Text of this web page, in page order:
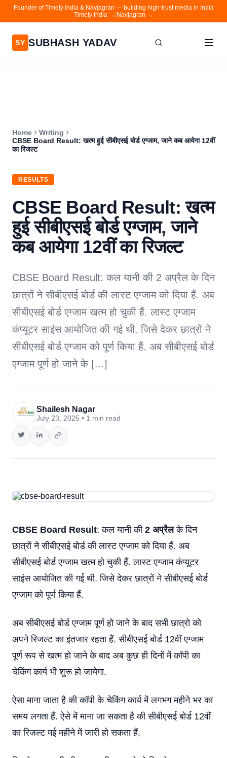
Founder of Timely India & Navjagran — building high-trust media in India
Timely India → Navjagran →
SY SUBHASH YADAV
Contact
Navjagran
Home
Writing
CBSE Board Result: खत्म हुई सीबीएसई बोर्ड एग्जाम, जाने कब आयेगा 12वीं
का रिजल्ट
RESULTS
CBSE Board Result: खत्म
हुई सीबीएसई बोर्ड एग्जाम, जाने
कब आयेगा 12वीं का रिजल्ट
CBSE Board Result: कल यानी की 2 अप्रैल के दिन
छात्रों ने सीबीएसई बोर्ड की लास्ट एग्जाम को दिया हैं. अब
सीबीएसई बोर्ड एग्जाम खत्म हो चुकी हैं. लास्ट एग्जाम
कंप्यूटर साइंस आयोजित की गई थी. जिसे देकर छात्रों ने
सीबीएसई बोर्ड एग्जाम को पूर्ण किया हैं. अब सीबीएसई बोर्ड
एग्जाम पूर्ण हो जाने के […]
Shailesh Nagar
July 23, 2025 • 1 min read
CBSE Board Result: कल यानी की 2 अप्रैलके दिन
छात्रों ने सीबीएसई बोर्ड की लास्ट एग्जाम को दिया हैं. अब
सीबीएसई बोर्ड एग्जाम खत्म हो चुकी हैं. लास्ट एग्जाम कंप्यूटर
साइंस आयोजित की गई थी. जिसे देकर छात्रों ने सीबीएसई बोर्ड
एग्जाम को पूर्ण किया हैं.
अब सीबीएसई बोर्ड एग्जाम पूर्ण हो जाने के बाद सभी छात्रो को
अपने रिजल्ट का इंतजार रहता हैं. सीबीएसई बोर्ड 12वीं एग्जाम
पूर्ण रूप से खत्म हो जाने के बाद अब कुछ ही दिनों में कॉपी का
चेकिंग कार्य भी शुरू हो जायेगा.
ऐसा माना जाता है की कॉपी के चेकिंग कार्य में लगभग महीने भर का
समय लगता हैं. ऐसे में माना जा सकता है की सीबीएसई बोर्ड 12वीं
का रिजल्ट मई महीने में जारी हो सकता हैं.